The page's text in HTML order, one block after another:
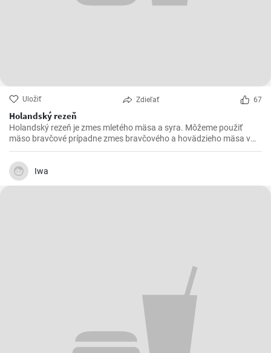
Uložiť Zdieľať 67
Holandský rezeň
Holandský rezeň je zmes mletého mäsa a syra. Môžeme použiť
mäso bravčové prípadne zmes bravčového a hovädzieho mäsa v
pomere 2 : 1.
Iwa